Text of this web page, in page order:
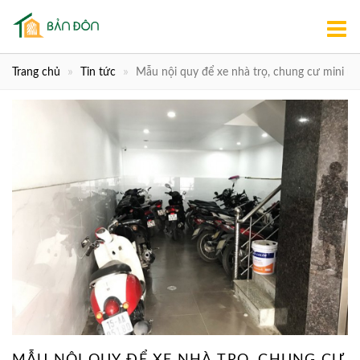
Trang chủ Tin tức Mẫu nội quy để xe nhà trọ, chung cư mini